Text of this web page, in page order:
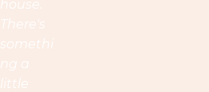
house.
There's
somethi
ng a
little